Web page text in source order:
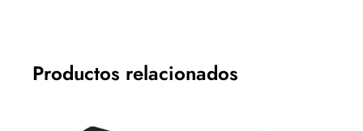
Productos relacionados